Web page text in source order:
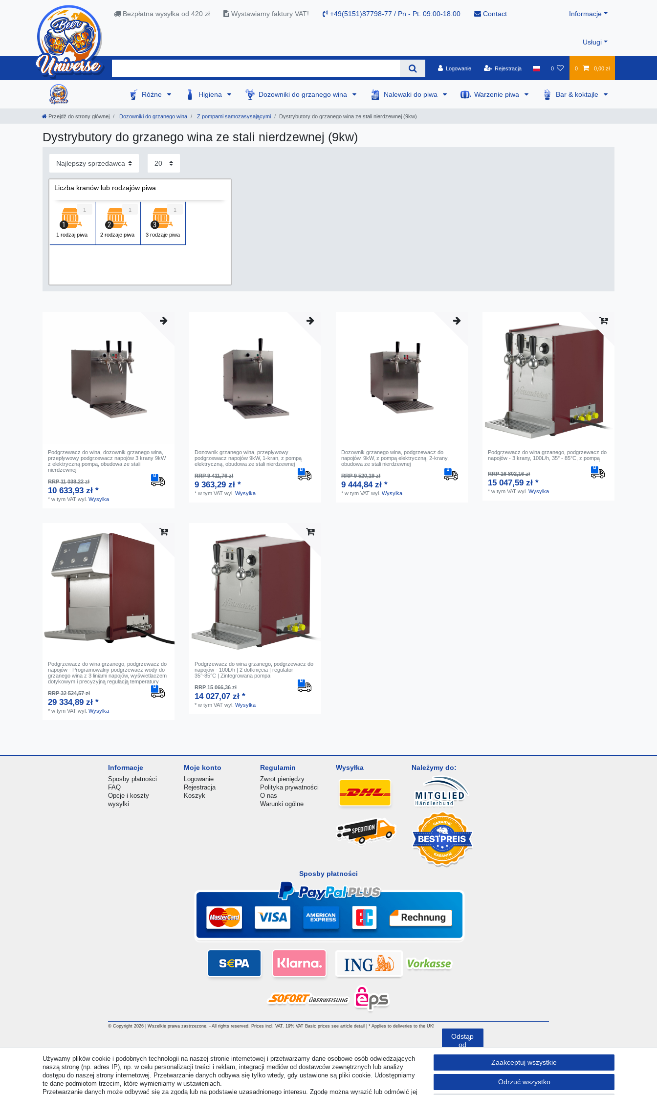
Bezpłatna wysyłka od 420 zł Wystawiamy faktury VAT! +49(5151)87798-77 / Pn - Pt: 09:00-18:00 Contact Informacje
Usługi
Logowanie Rejestracja 0 0 0,00 zł
Różne Higiena Dozowniki do grzanego wina Nalewaki do piwa Warzenie piwa Bar & koktajle
Przejdź do strony głównej Dozowniki do grzanego wina Z pompami samozasysającymi Dystrybutory do grzanego wina ze stali nierdzewnej (9kw)
Dystrybutory do grzanego wina ze stali nierdzewnej (9kw)
Liczba kranów lub rodzajów piwa
1 rodzaj piwa
1
2 rodzaje piwa
1
3 rodzaje piwa
1
Podgrzewacz do wina, dozownik grzanego wina,
przepływowy podgrzewacz napojów 3 krany 9kW
z elektryczną pompą, obudowa ze stali
nierdzewnej
RRP 11 038,22 zł
10 633,93 zł *
*w tym VAT wyl.Wysylka
Dozownik grzanego wina, przepływowy
podgrzewacz napojów 9kW, 1-kran, z pompą
elektryczną, obudowa ze stali nierdzewnej
RRP 9 411,76 zł
9 363,29 zł *
*w tym VAT wyl.Wysylka
Dozownik grzanego wina, podgrzewacz do
napojów, 9kW, z pompą elektryczną, 2-krany,
obudowa ze stali nierdzewnej
RRP 9 520,19 zł
9 444,84 zł *
*w tym VAT wyl.Wysylka
Podgrzewacz do wina grzanego, podgrzewacz do
napojów - 3 krany, 100L/h, 35° - 85°C, z pompą
RRP 16 802,16 zł
15 047,59 zł *
*w tym VAT wyl.Wysylka
Podgrzewacz do wina grzanego, podgrzewacz do
napojów - Programowalny podgrzewacz wody do
grzanego wina z 3 liniami napojów, wyświetlaczem
dotykowym i precyzyjną regulacją temperatury
RRP 32 524,57 zł
29 334,89 zł *
*w tym VAT wyl.Wysylka
Podgrzewacz do wina grzanego, podgrzewacz do
napojów - 100L/h | 2 dotknięcia | regulator
35°-85°C | Zintegrowana pompa
RRP 15 066,36 zł
14 027,07 zł *
*w tym VAT wyl.Wysylka
Informacje
Sposby płatności
FAQ
Opcje i koszty
wysyłki
Moje konto
Logowanie
Rejestracja
Koszyk
Regulamin
Zwrot pieniędzy
Polityka prywatności
O nas
Warunki ogólne
Wysyłka Należymy do:
Sposby płatności
© Copyright 2026 | Wszelkie prawa zastrzezone. - All rights reserved. Prices incl. VAT. 19% VAT Basic prices see article detail | * Applies to deliveries to the UK!
Używamy plików cookie i podobnych technologii na naszej stronie internetowej i przetwarzamy dane osobowe osób odwiedzających
naszą stronę (np. adres IP), np. w celu personalizacji treści i reklam, integracji mediów od dostawców zewnętrznych lub analizy
dostępu do naszej strony internetowej. Przetwarzanie danych odbywa się tylko wtedy, gdy ustawione są pliki cookie. Udostępniamy
te dane podmiotom trzecim, które wymieniamy w ustawieniach.
Przetwarzanie danych może odbywać się za zgodą lub na podstawie uzasadnionego interesu. Zgodę można wyrazić lub odmówić jej
Zaakceptuj wszystkie
Odrzuć wszystko
Odstąp
od
umowy